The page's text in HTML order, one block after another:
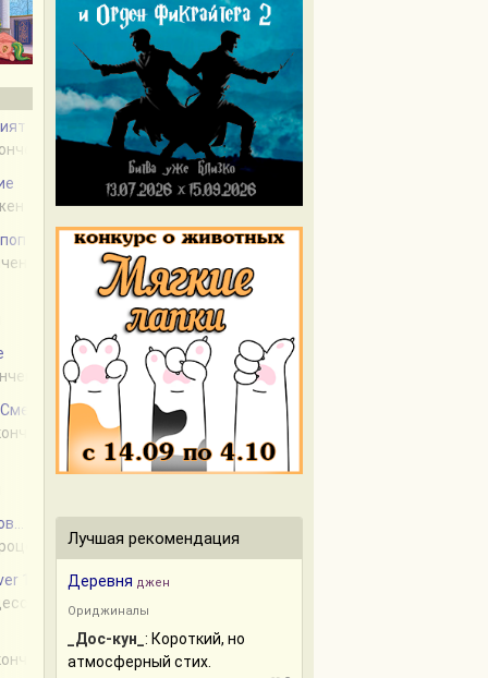
и My Little Pony
и одного пони
17: The Out of Infinity & War Thunder
Лучшая рекомендация
Деревня джен
Ориджиналы
_Дос-кун_ : Короткий, но
атмосферный стих.